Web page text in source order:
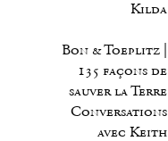
Kilda
Bon & Toeplitz |
135 façons de
sauver la Terre
Conversations
avec Keith